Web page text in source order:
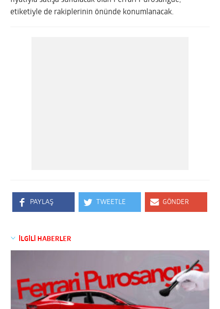
etiketiyle de rakiplerinin önünde konumlanacak.
PAYLAŞ TWEETLE GÖNDER
İLGİLİ HABERLER